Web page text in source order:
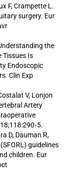
F, Crampette L.
surgery. Eur
the
Tissues Is
Endoscopic
Clin Exp
V, Lonjon
Artery
D, Dauman R,
guidelines
children. Eur